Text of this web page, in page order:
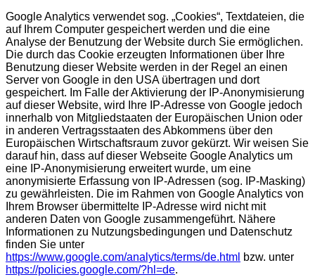
Google Analytics verwendet sog. „Cookies“, Textdateien, die
auf Ihrem Computer gespeichert werden und die eine
Analyse der Benutzung der Website durch Sie ermöglichen.
Die durch das Cookie erzeugten Informationen über Ihre
Benutzung dieser Website werden in der Regel an einen
Server von Google in den USA übertragen und dort
gespeichert. Im Falle der Aktivierung der IP-Anonymisierung
auf dieser Website, wird Ihre IP-Adresse von Google jedoch
innerhalb von Mitgliedstaaten der Europäischen Union oder
in anderen Vertragsstaaten des Abkommens über den
Europäischen Wirtschaftsraum zuvor gekürzt. Wir weisen Sie
darauf hin, dass auf dieser Webseite Google Analytics um
eine IP-Anonymisierung erweitert wurde, um eine
anonymisierte Erfassung von IP-Adressen (sog. IP-Masking)
zu gewährleisten. Die im Rahmen von Google Analytics von
Ihrem Browser übermittelte IP-Adresse wird nicht mit
anderen Daten von Google zusammengeführt. Nähere
Informationen zu Nutzungsbedingungen und Datenschutz
finden Sie unter
https://www.google.com/analytics/terms/de.html bzw. unter
https://policies.google.com/?hl=de.